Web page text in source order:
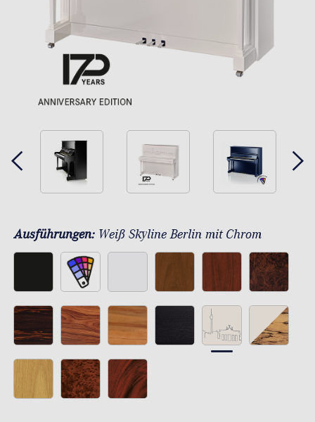
Ausführungen: Weiß Skyline Berlin mit Chrom